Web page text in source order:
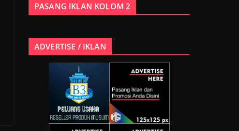
PASANG IKLAN KOLOM 2
ADVERTISE / IKLAN